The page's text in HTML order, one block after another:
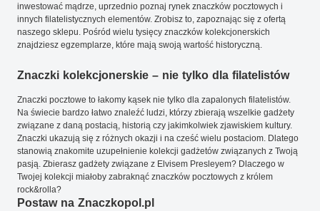
inwestować mądrze, uprzednio poznaj rynek znaczków pocztowych i
innych filatelistycznych elementów. Zrobisz to, zapoznając się z ofertą
naszego sklepu. Pośród wielu tysięcy znaczków kolekcjonerskich
znajdziesz egzemplarze, które mają swoją wartość historyczną.
Znaczki kolekcjonerskie – nie tylko dla filatelistów
Znaczki pocztowe to łakomy kąsek nie tylko dla zapalonych filatelistów.
Na świecie bardzo łatwo znaleźć ludzi, którzy zbierają wszelkie gadżety
związane z daną postacią, historią czy jakimkolwiek zjawiskiem kultury.
Znaczki ukazują się z różnych okazji i na cześć wielu postaciom. Dlatego
stanowią znakomite uzupełnienie kolekcji gadżetów związanych z Twoją
pasją. Zbierasz gadżety związane z Elvisem Presleyem? Dlaczego w
Twojej kolekcji miałoby zabraknąć znaczków pocztowych z królem
rock&rolla?
Postaw na Znaczkopol.pl